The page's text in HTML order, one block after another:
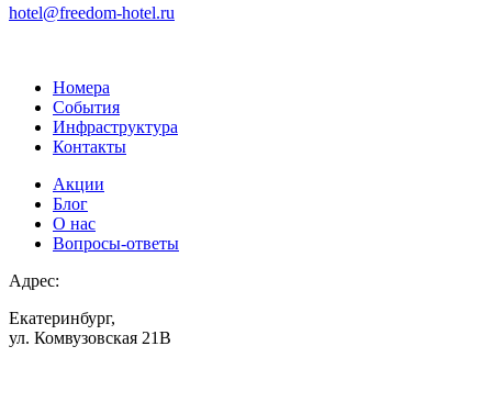
hotel@freedom-hotel.ru
Номера
События
Инфраструктура
Контакты
Акции
Блог
О нас
Вопросы-ответы
Адрес:
Екатеринбург,
ул. Комвузовская 21В